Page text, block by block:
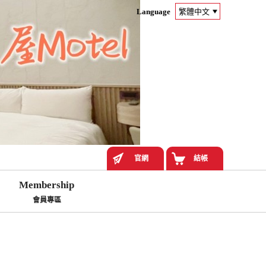
Language
Membership
會員專區
官網 結帳